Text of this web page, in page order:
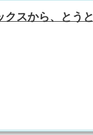
スから、とうと